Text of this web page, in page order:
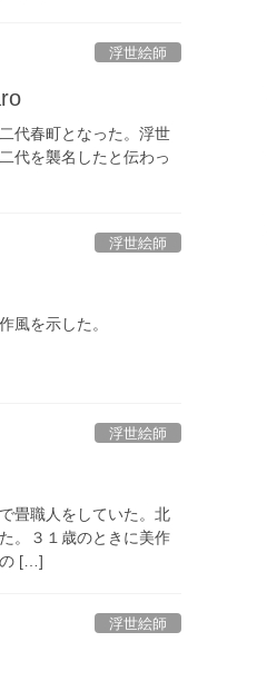
浮世絵師
代春町となった。浮世
代を襲名したと伝わっ
浮世絵師
風を示した。
浮世絵師
畳職人をしていた。北
。３１歳のときに美作
の […]
浮世絵師